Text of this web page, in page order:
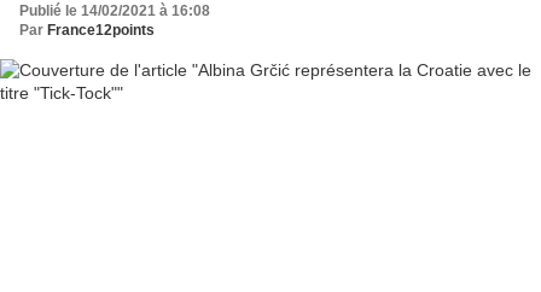
Publié le 14/02/2021 à 16:08
Par France12points